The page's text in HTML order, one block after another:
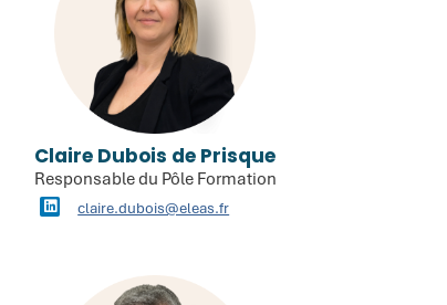
Claire Dubois de Prisque
Responsable du Pôle Formation
claire.dubois@eleas.fr